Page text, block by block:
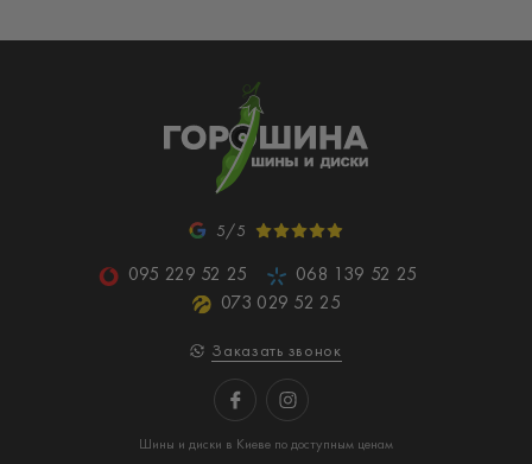
5/5
095 229 52 25
068 139 52 25
073 029 52 25
Заказать звонок
Шины и диски в Киеве по доступным ценам